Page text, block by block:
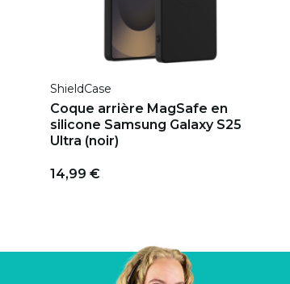
ShieldCase
Coque arrière MagSafe en
silicone Samsung Galaxy S25
Ultra (noir)
14,99 €